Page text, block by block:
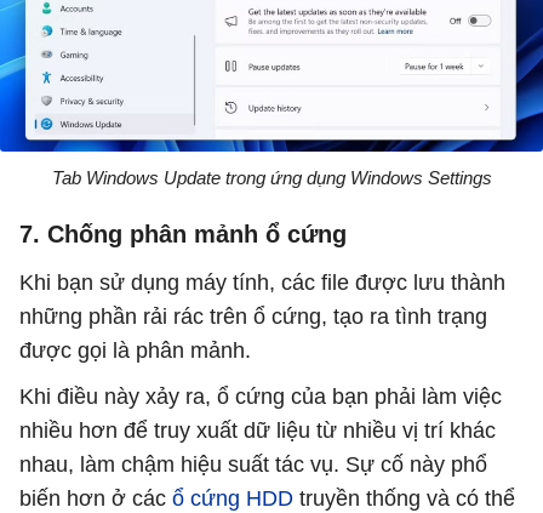
Tab Windows Update trong ứng dụng Windows Settings
7. Chống phân mảnh ổ cứng
Khi bạn sử dụng máy tính, các file được lưu thành
những phần rải rác trên ổ cứng, tạo ra tình trạng
được gọi là phân mảnh.
Khi điều này xảy ra, ổ cứng của bạn phải làm việc
nhiều hơn để truy xuất dữ liệu từ nhiều vị trí khác
nhau, làm chậm hiệu suất tác vụ. Sự cố này phổ
biến hơn ở các ổ cứng HDD truyền thống và có thể